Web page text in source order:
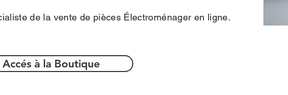
Accés à la Boutique
de la vente de pièces Électroménager en ligne.